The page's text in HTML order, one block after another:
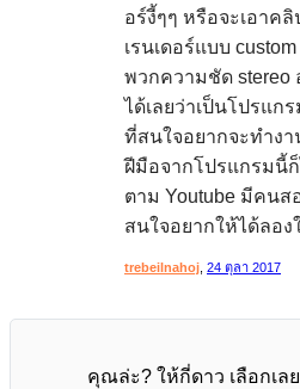
อร์งี้ๆๆ หรือจะเอาค
เรนเดอร์แบบ
พวกความชัด stereo
ได้เลยว่าเป็นโปรแก
ที่สนใจอยากจะทำง
ฝีมือจากโปรแกรมนี้ก็
ตาม Youtube มีคนส
สนใจอยากให้ได้ลอง
trebeilnahoj 24 ตุลา 2017
คุณล่ะ? ให้กี่ดาว เลือกเล